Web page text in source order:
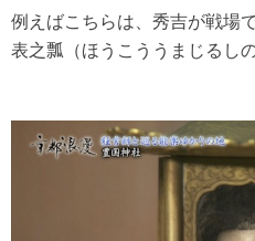
例えばこちらは、秀吉が戦場
表之瓢（ほうこううまじるし